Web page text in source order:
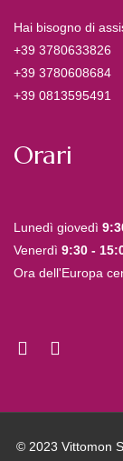
Hai bisogno di
+39 3780633826
+39 3780608684
+39 0813595491
Orari
Lunedì giovedì
Venerdì 9:30 -
Ora dell'Europa
© 2023 Vittomon